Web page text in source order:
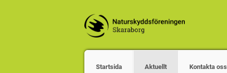
Startsida Aktuellt Kontakta oss